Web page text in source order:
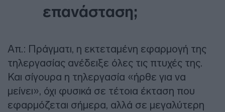
επανάσταση;
Απ.: Πράγματι, η εκτεταμένη εφαρμογή της
τηλεργασίας ανέδειξε όλες τις πτυχές της.
Και σίγουρα η τηλεργασία «ήρθε για να
μείνει», όχι φυσικά σε τέτοια έκταση που
εφαρμόζεται σήμερα, αλλά σε μεγαλύτερη